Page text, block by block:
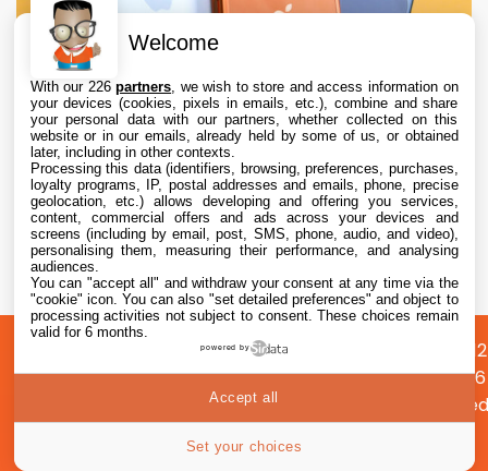
Apple augmente les valeurs de reprise des
iPhone, iPad, Mac et Apple Watch
6 Aug. 2026 • 19:02
propos
Préférences
cookies
Confidentialité
©
2026
|
Welcome
With our 226partners , we wish to store and access information on
your devices (cookies, pixels in emails, etc.), combine and share
your personal data with our partners, whether collected on this
website or in our emails, already held by some of us, or obtained
later, including in other contexts.
Processing this data (identifiers, browsing, preferences, purchases,
loyalty programs, IP, postal addresses and emails, phone, precise
geolocation, etc.) allows developing and offering you services,
content, commercial offers and ads across your devices and
screens (including by email, post, SMS, phone, audio, and video),
personalising them, measuring their performance, and analysing
audiences.
You can "accept all" and withdraw your consent at any time via the
"cookie" icon. You can also "set detailed preferences" and object to
processing activities not subject to consent. These choices remain
valid for 6 months.
powered by
Set your choices
Accept all